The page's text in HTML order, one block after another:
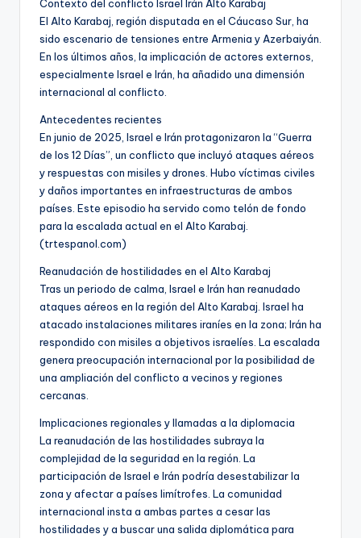
Contexto del conflicto Israel Irán Alto Karabaj
El Alto Karabaj, región disputada en el Cáucaso Sur, ha
sido escenario de tensiones entre Armenia y Azerbaiyán.
En los últimos años, la implicación de actores externos,
especialmente Israel e Irán, ha añadido una dimensión
internacional al conflicto.
Antecedentes recientes
En junio de 2025, Israel e Irán protagonizaron la “Guerra
de los 12 Días”, un conflicto que incluyó ataques aéreos
y respuestas con misiles y drones. Hubo víctimas civiles
y daños importantes en infraestructuras de ambos
países. Este episodio ha servido como telón de fondo
para la escalada actual en el Alto Karabaj.
(trtespanol.com)
Reanudación de hostilidades en el Alto Karabaj
Tras un periodo de calma, Israel e Irán han reanudado
ataques aéreos en la región del Alto Karabaj. Israel ha
atacado instalaciones militares iraníes en la zona; Irán ha
respondido con misiles a objetivos israelíes. La escalada
genera preocupación internacional por la posibilidad de
una ampliación del conflicto a vecinos y regiones
cercanas.
Implicaciones regionales y llamadas a la diplomacia
La reanudación de las hostilidades subraya la
complejidad de la seguridad en la región. La
participación de Israel e Irán podría desestabilizar la
zona y afectar a países limítrofes. La comunidad
internacional insta a ambas partes a cesar las
hostilidades y a buscar una salida diplomática para